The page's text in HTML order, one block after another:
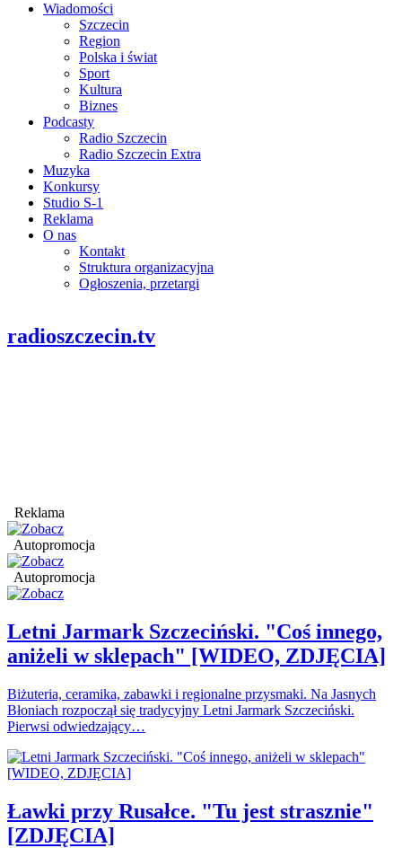
Wiadomości
Szczecin
Region
Polska i świat
Sport
Kultura
Biznes
Podcasty
Radio Szczecin
Radio Szczecin Extra
Muzyka
Konkursy
Studio S-1
Reklama
O nas
Kontakt
Struktura organizacyjna
Ogłoszenia, przetargi
radioszczecin.tv
Reklama
Autopromocja
Autopromocja
Letni Jarmark Szczeciński. "Coś innego,
aniżeli w sklepach" [WIDEO, ZDJĘCIA]
Biżuteria, ceramika, zabawki i regionalne przysmaki. Na Jasnych
Błoniach rozpoczął się tradycyjny Letni Jarmark Szczeciński.
Pierwsi odwiedzający…
Ławki przy Rusałce. "Tu jest strasznie"
[ZDJĘCIA]